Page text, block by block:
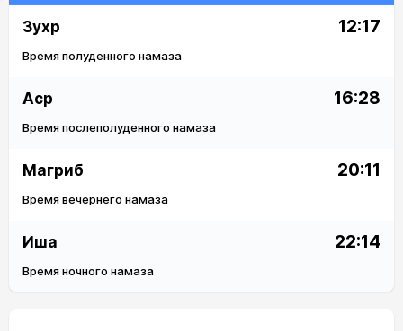
Зухр 12:17
Время полуденного намаза
Аср 16:28
Время послеполуденного намаза
Магриб 20:11
Время вечернего намаза
Иша 22:14
Время ночного намаза